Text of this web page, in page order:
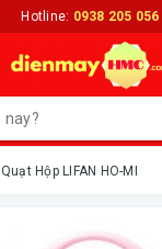
Hotline: 0938 205 056
Quạt Hộp LIFAN HO-MI